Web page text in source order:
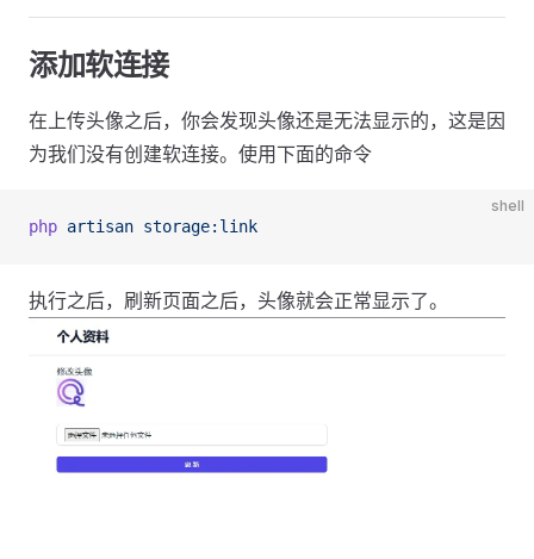
添加软连接
在上传头像之后，你会发现头像还是无法显示的，这是因
为我们没有创建软连接。使用下面的命令
shell
php artisan storage:link
执行之后，刷新页面之后，头像就会正常显示了。